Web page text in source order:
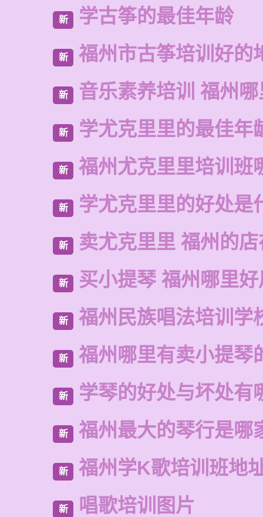
新 学古筝的最佳年龄
新 福州市古筝培训好的
新 音乐素养培训 福州
新 学尤克里里的最佳年
新 福州尤克里里培训班
新 学尤克里里的好处是
新 卖尤克里里 福州的
新 买小提琴 福州哪里
新 福州民族唱法培训学
新 福州哪里有卖小提琴
新 学琴的好处与坏处有
新 福州最大的琴行是哪
新 福州学K歌培训班地
新 唱歌培训图片